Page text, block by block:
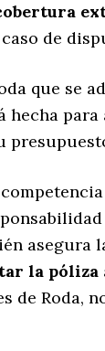
de
que se
hecha
asegura
la póliza
de Roda,